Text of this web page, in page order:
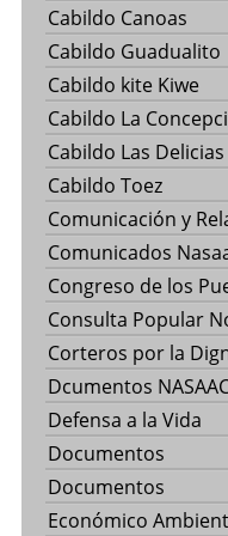
Cabildo Canoas
Cabildo Guadualito
Cabildo kite Kiwe
Cabildo La
Cabildo Las Delicias
Cabildo Toez
Comunicación y
Comunicados
Congreso de los
Consulta Popular
Corteros por la
Dcumentos
Defensa a la Vida
Documentos
Documentos
Económico